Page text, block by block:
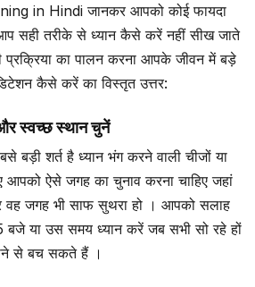
in Hindi जानकर आपको कोई फायदा
सही तरीके से ध्यान कैसे करें नहीं सीख जाते
प्रक्रिया का पालन करना आपके जीवन में बड़े
कैसे करें का विस्तृत उत्तर:
स्वच्छ स्थान चुनें
शर्त है ध्यान भंग करने वाली चीजों या
आपको ऐसे जगह का चुनाव करना चाहिए जहां
वह जगह भी साफ सुथरा हो । आपको सलाह
बजे या उस समय ध्यान करें जब सभी सो रहे हों
से बच सकते हैं ।